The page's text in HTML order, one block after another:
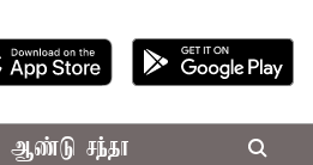
ஆண்டு சந்தா